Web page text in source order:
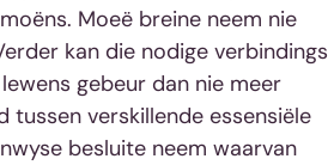
Moeë breine neem nie
kan die nodige verbindings
gebeur dan nie meer
tussen verskillende essensiële
besluite neem waarvan